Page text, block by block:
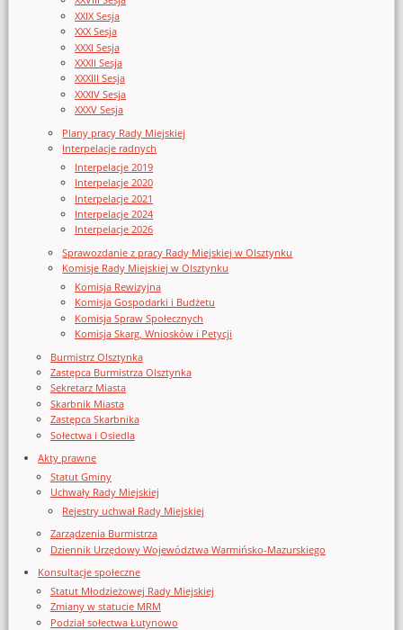
XXIX Sesja
XXX Sesja
XXXI Sesja
XXXII Sesja
XXXIII Sesja
XXXIV Sesja
XXXV Sesja
Plany pracy Rady Miejskiej
Interpelacje radnych
Interpelacje 2019
Interpelacje 2020
Interpelacje 2021
Interpelacje 2024
Interpelacje 2026
Sprawozdanie z pracy Rady Miejskiej w Olsztynku
Komisje Rady Miejskiej w Olsztynku
Komisja Rewizyjna
Komisja Gospodarki i Budżetu
Komisja Spraw Społecznych
Komisja Skarg, Wniosków i Petycji
Burmistrz Olsztynka
Zastępca Burmistrza Olsztynka
Sekretarz Miasta
Skarbnik Miasta
Zastępca Skarbnika
Sołectwa i Osiedla
Akty prawne
Statut Gminy
Uchwały Rady Miejskiej
Rejestry uchwał Rady Miejskiej
Zarządzenia Burmistrza
Dziennik Urzędowy Województwa Warmińsko-Mazurskiego
Konsultacje społeczne
Statut Młodzieżowej Rady Miejskiej
Zmiany w statucie MRM
Podział sołectwa Łutynowo